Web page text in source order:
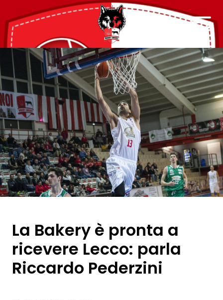
La Bakery è pronta a
ricevere Lecco: parla
Riccardo Pederzini